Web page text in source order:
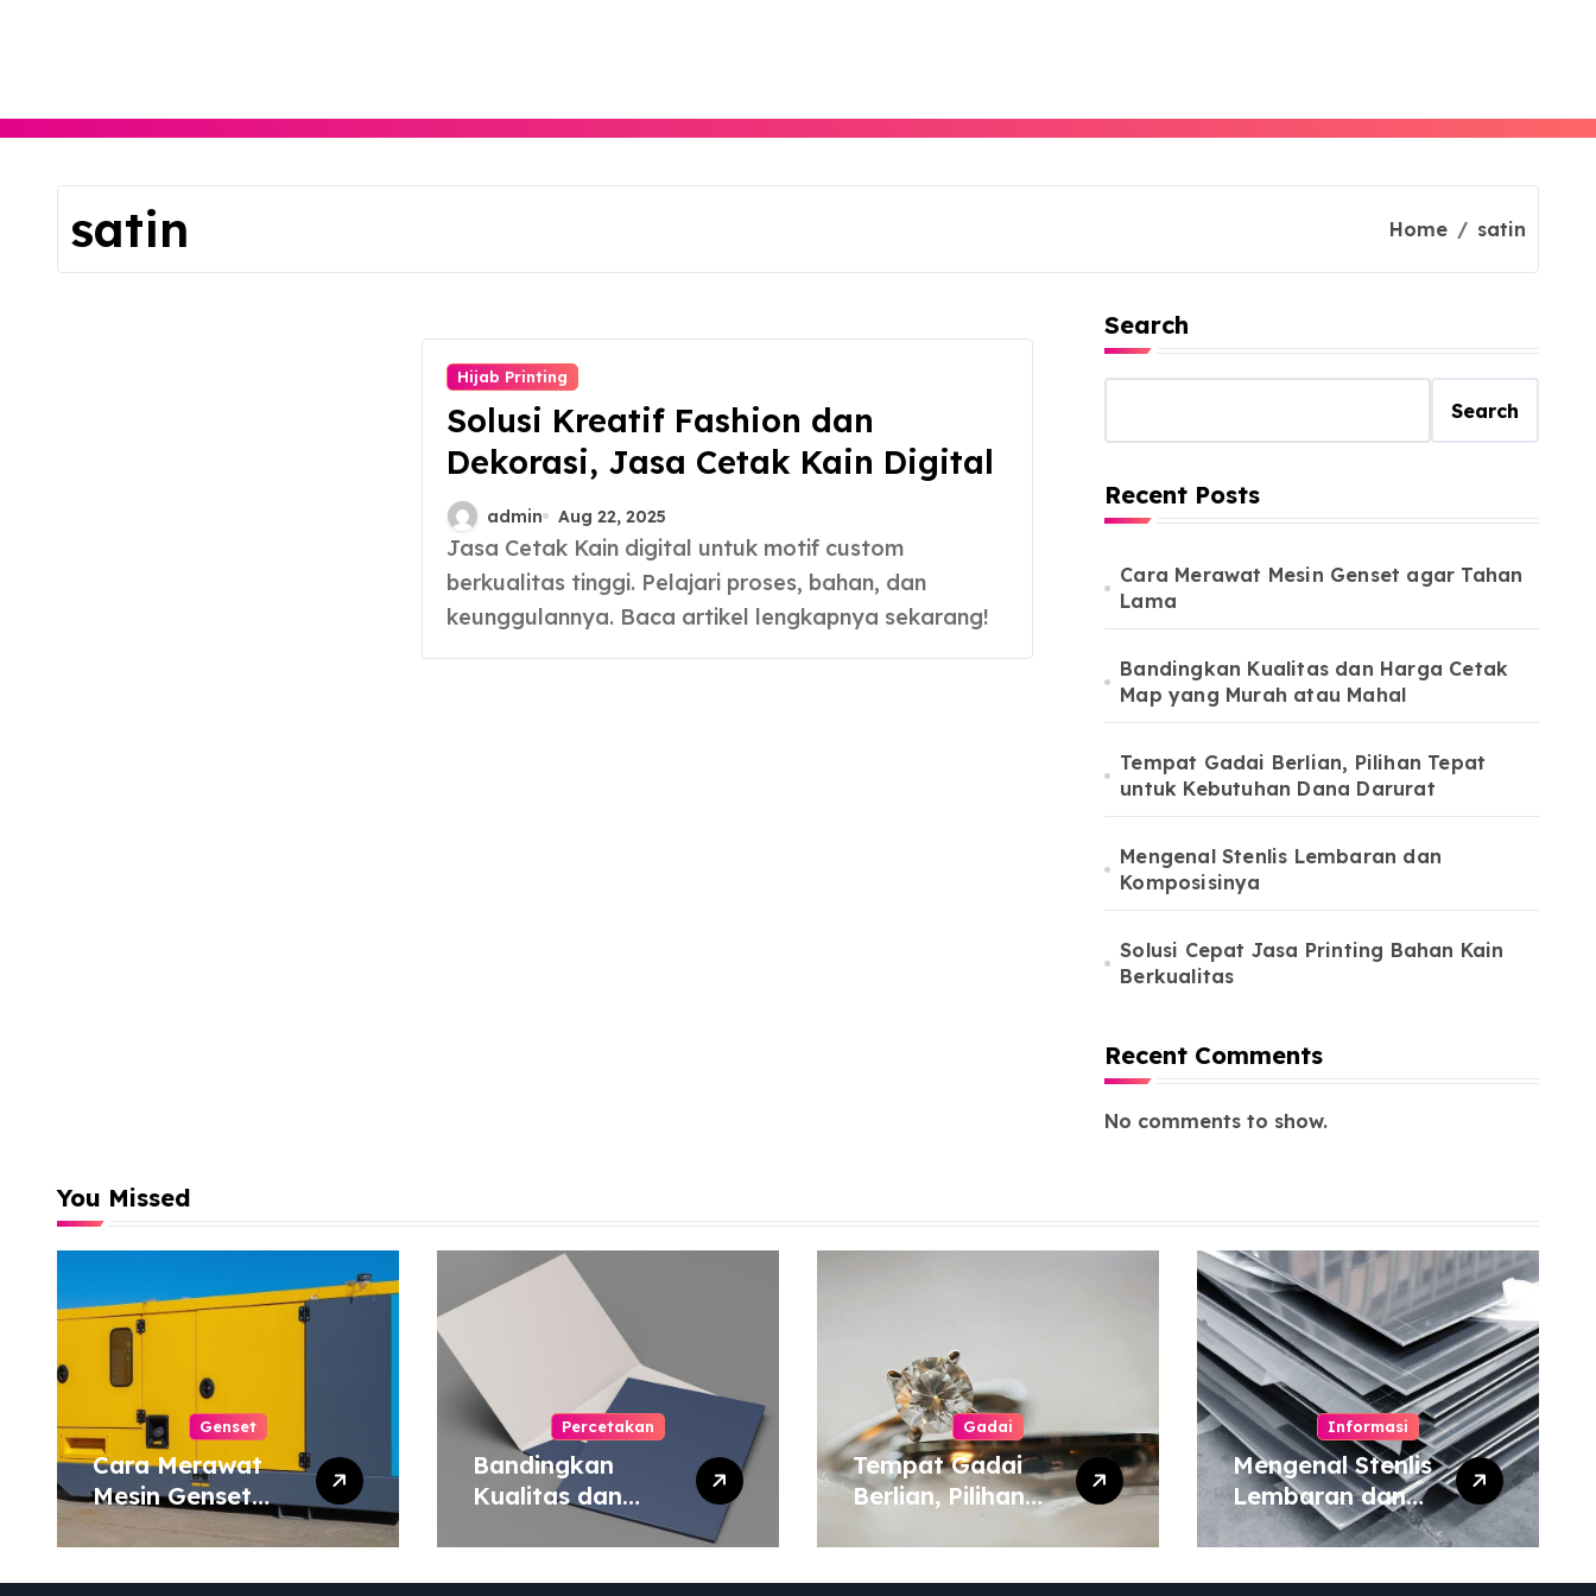
satin Home satin
Hijab Printing
Solusi Kreatif Fashion dan
Dekorasi, Jasa Cetak Kain Digital
admin Aug 22, 2025
Jasa Cetak Kain digital untuk motif custom
berkualitas tinggi. Pelajari proses, bahan, dan
keunggulannya. Baca artikel lengkapnya sekarang!
Search
Search
Recent Posts
Cara Merawat Mesin Genset agar Tahan
Lama
Bandingkan Kualitas dan Harga Cetak
Map yang Murah atau Mahal
Tempat Gadai Berlian, Pilihan Tepat
untuk Kebutuhan Dana Darurat
Mengenal Stenlis Lembaran dan
Komposisinya
Solusi Cepat Jasa Printing Bahan Kain
Berkualitas
Recent Comments
No comments to show.
You Missed
Genset
Cara Merawat
Mesin Genset
agar Tahan Lama
Percetakan
Bandingkan
Kualitas dan
Harga Cetak
Map yang Murah
atau Mahal
Gadai
Tempat Gadai
Berlian, Pilihan
Kebutuhan Dana
Darurat
Informasi
Mengenal Stenlis
Lembaran dan
Komposisinya